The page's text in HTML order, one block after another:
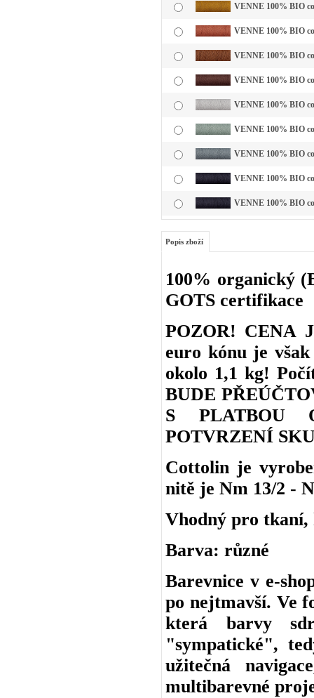
VENNE 100% BIO
VENNE 100% BIO
VENNE 100% BIO
VENNE 100% BIO
VENNE 100% BIO
VENNE 100% BIO
VENNE 100% BIO
VENNE 100% BIO
VENNE 100% BIO
Popis zboží
100% organický
GOTS certifikace
POZOR! CENA
euro kónu je
okolo 1,1 kg!
BUDE
S PLATBOU
POTVRZENÍ
Cottolin je
nitě je Nm 13/2 -
Vhodný pro tkaní,
Barva: různé
Barevnice v e-
po nejtmavší. Ve
která barvy
"sympatické",
užitečná
multibarevné